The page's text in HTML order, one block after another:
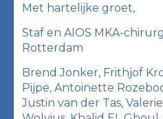
Met hartelijke groet,
Staf en AIOS MKA-
Rotterdam
Brend Jonker, Frithjof
Pijpe, Antoinette
Justin van der Tas,